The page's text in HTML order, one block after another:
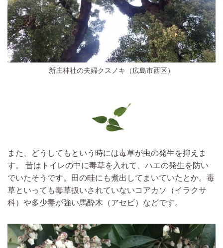
新庄神社の夫婦クスノキ（広島市西区）
また、
どうしてもという時には毒草が虫の発生を抑えま
す。
昔はトイレの中に毒草を入れて、ハエの発生を防い
でいたそうです。田の畦にも煮出してまいていたとか。毒
草といっても毒草扱いされていないコアカソ（イラクサ
科）や多少毒が強い馬酔木（アセビ）などです。